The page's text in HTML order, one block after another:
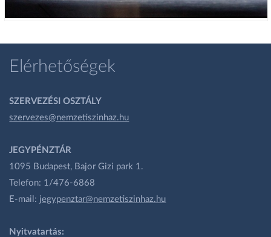
Elérhetőségek
SZERVEZÉSI OSZTÁLY
szervezes@nemzetiszinhaz.hu
JEGYPÉNZTÁR
1095 Budapest, Bajor Gizi park 1.
Telefon: 1/476-6868
E-mail: jegypenztar@nemzetiszinhaz.hu
Nyitvatartás: